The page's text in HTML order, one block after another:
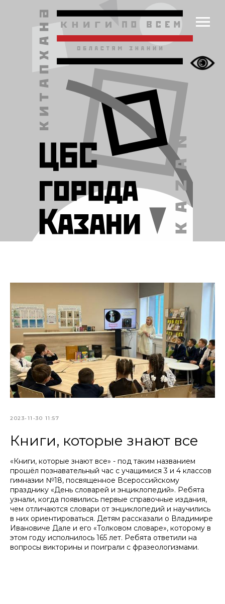
2023-11-30 11:57
Книги, которые знают все
«Книги, которые знают все» - под таким названием
прошёл познавательный час с учащимися 3 и 4 классов
гимназии №18, посвященное Всероссийскому
празднику «День словарей и энциклопедий». Ребята
узнали, когда появились первые справочные издания,
чем отличаются словари от энциклопедий и научились
в них ориентироваться. Детям рассказали о Владимире
Ивановиче Дале и его «Толковом словаре», которому в
этом году исполнилось 165 лет. Ребята ответили на
вопросы викторины и поиграли с фразеологизмами.